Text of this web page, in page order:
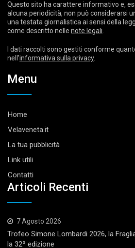
Questo sito ha carattere informativo e,
alcuna periodicità, non può considerarsi
una testata giornalistica ai sensi della
come descritto nelle note legali
I dati raccolti sono gestiti conforme
nell’informativa sulla privacy.
Menu
Home
Velaveneta.it
La tua pubblicità
Link utili
Contatti
Articoli Recenti
7 Agosto 2026
Trofeo Simone Lombardi 2026, la
la 32ª edizione